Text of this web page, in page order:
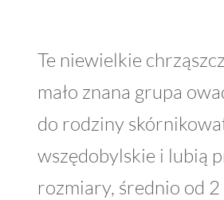
Te niewielkie
mało znana grupa
do rodziny
wszędobylskie i lubią
rozmiary, średnio od